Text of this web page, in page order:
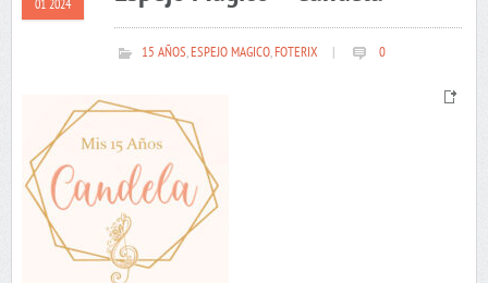
01 2024
15 AÑOS,ESPEJO MAGICO,FOTERIX 0